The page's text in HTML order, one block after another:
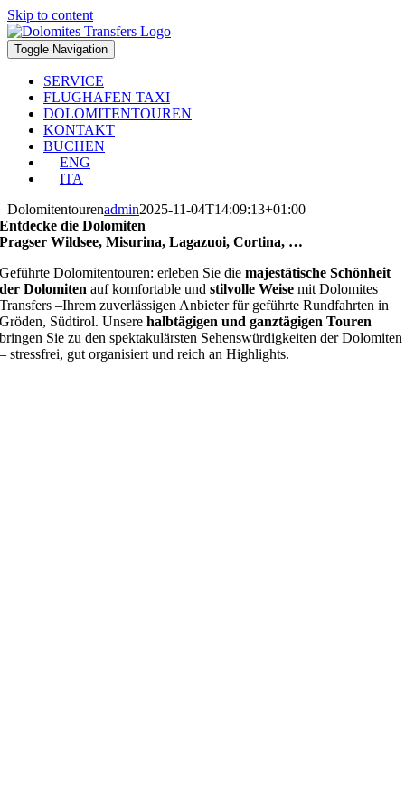
Skip to content
Toggle Navigation
SERVICE
FLUGHAFEN TAXI
DOLOMITENTOUREN
KONTAKT
BUCHEN
ENG
ITA
Dolomitentourenadmin2025-11-04T14:09:13+01:00
Entdecke die Dolomiten
Pragser Wildsee, Misurina, Lagazuoi, Cortina, …
Geführte Dolomitentouren: erleben Sie diemajestätische Schönheit
der Dolomiten auf komfortable undstilvolle Weise mit Dolomites
Transfers –Ihrem zuverlässigen Anbieter für geführte Rundfahrten in
Gröden, Südtirol. Unserehalbtägigen und ganztägigen Touren
bringen Sie zu den spektakulärsten Sehenswürdigkeiten der Dolomiten
– stressfrei, gut organisiert und reich an Highlights.